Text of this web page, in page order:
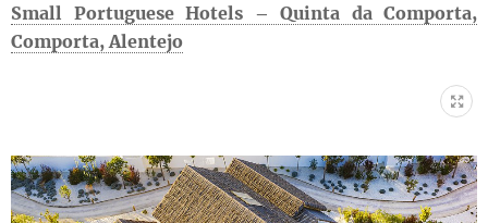
Small Portuguese Hotels – Quinta da Comporta,
Comporta, Alentejo